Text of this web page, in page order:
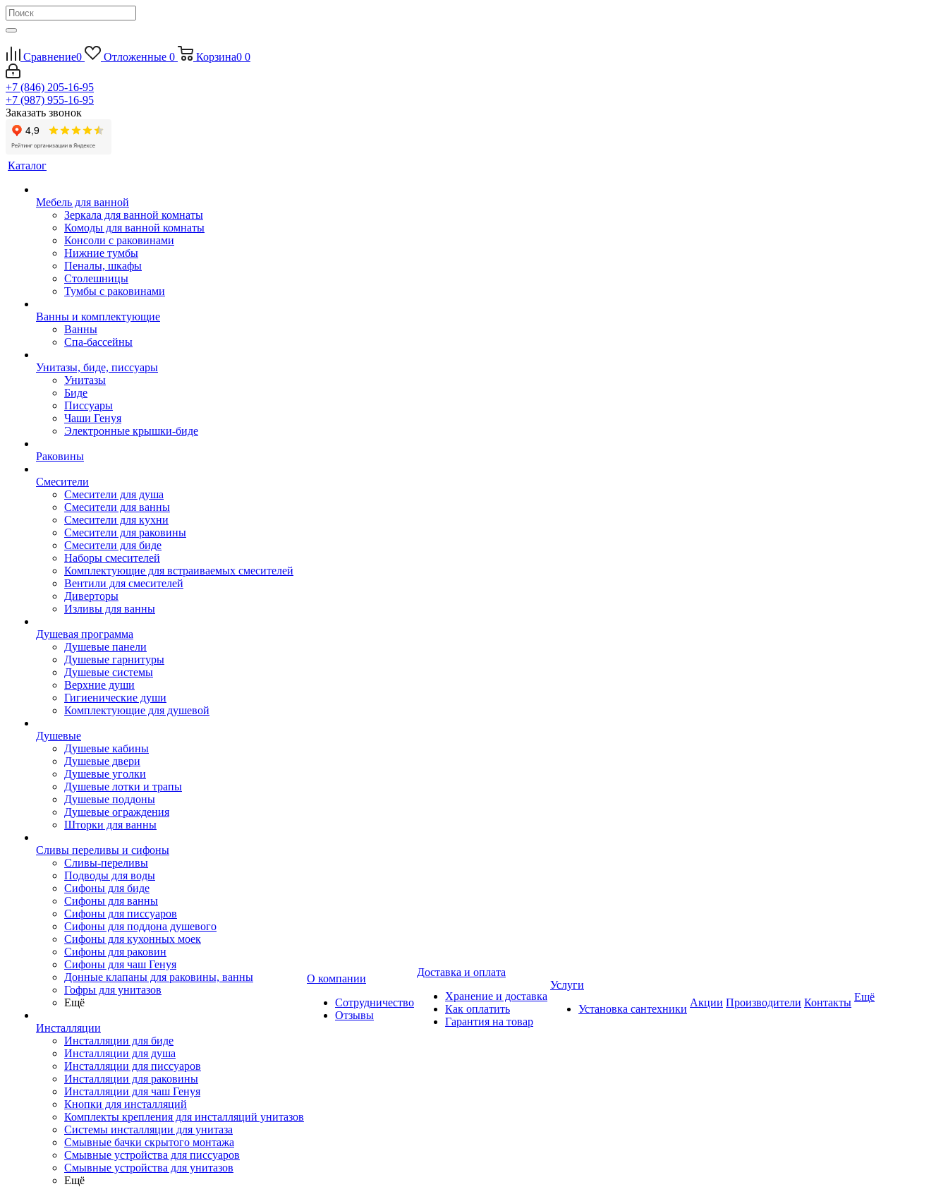
Сравнение0 Отложенные 0 Корзина0 0
+7 (846) 205-16-95
+7 (987) 955-16-95
Заказать звонок
Каталог
Мебель для ванной
Зеркала для ванной комнаты
Комоды для ванной комнаты
Консоли с раковинами
Нижние тумбы
Пеналы, шкафы
Столешницы
Тумбы с раковинами
Ванны и комплектующие
Ванны
Спа-бассейны
Унитазы, биде, писсуары
Унитазы
Биде
Писсуары
Чаши Генуя
Электронные крышки-биде
Раковины
Смесители
Смесители для душа
Смесители для ванны
Смесители для кухни
Смесители для раковины
Смесители для биде
Наборы смесителей
Комплектующие для встраиваемых смесителей
Вентили для смесителей
Диверторы
Изливы для ванны
Душевая программа
Душевые панели
Душевые гарнитуры
Душевые системы
Верхние души
Гигиенические души
Комплектующие для душевой
Душевые
Душевые кабины
Душевые двери
Душевые уголки
Душевые лотки и трапы
Душевые поддоны
Душевые ограждения
Шторки для ванны
Сливы переливы и сифоны
Сливы-переливы
Подводы для воды
Сифоны для биде
Сифоны для ванны
Сифоны для писсуаров
Сифоны для поддона душевого
Сифоны для кухонных моек
Сифоны для раковин
Сифоны для чаш Генуя
Донные клапаны для раковины, ванны
Гофры для унитазов
Ещё
Инсталляции
Инсталляции для биде
Инсталляции для душа
Инсталляции для писсуаров
Инсталляции для раковины
Инсталляции для чаш Генуя
Кнопки для инсталляций
Комплекты крепления для инсталляций унитазов
Системы инсталляции для унитаза
Смывные бачки скрытого монтажа
Смывные устройства для писсуаров
Смывные устройства для унитазов
Ещё
О компании
Сотрудничество
Отзывы
Доставка и оплата
Хранение и доставка
Как оплатить
Гарантия на товар
Услуги
Установка сантехники
Акции Производители Контакты Ещё